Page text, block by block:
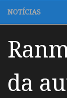
NOTÍCIAS
da